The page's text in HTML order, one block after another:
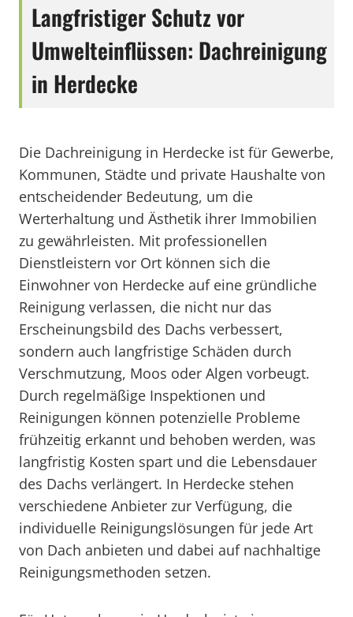
Langfristiger Schutz vor
Umwelteinflüssen: Dachreinigung
in Herdecke
Die Dachreinigung in Herdecke ist für Gewerbe,
Kommunen, Städte und private Haushalte von
entscheidender Bedeutung, um die
Werterhaltung und Ästhetik ihrer Immobilien
zu gewährleisten. Mit professionellen
Dienstleistern vor Ort können sich die
Einwohner von Herdecke auf eine gründliche
Reinigung verlassen, die nicht nur das
Erscheinungsbild des Dachs verbessert,
sondern auch langfristige Schäden durch
Verschmutzung, Moos oder Algen vorbeugt.
Durch regelmäßige Inspektionen und
Reinigungen können potenzielle Probleme
frühzeitig erkannt und behoben werden, was
langfristig Kosten spart und die Lebensdauer
des Dachs verlängert. In Herdecke stehen
verschiedene Anbieter zur Verfügung, die
individuelle Reinigungslösungen für jede Art
von Dach anbieten und dabei auf nachhaltige
Reinigungsmethoden setzen.